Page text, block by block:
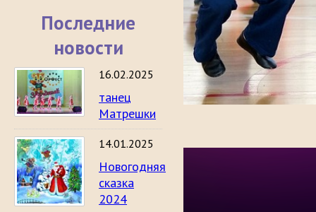
Последние
новости
16.02.2025
танец
Матрешки
14.01.2025
Новогодняя
сказка
2024